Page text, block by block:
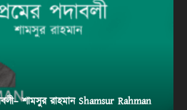
শামসুর রাহমান Shamsur Rahman